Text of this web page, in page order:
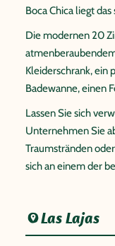
Boca Chica liegt
Die modernen 20
Kleiderschrank, ein
Badewanne, einen
Lassen Sie sich
Unternehmen Sie
Traumstränden
sich an einem der
Las Lajas